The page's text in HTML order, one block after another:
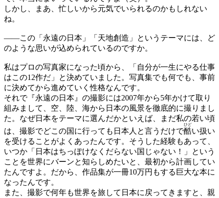
しかし、まあ、忙しいから元気でいられるのかもしれない
ね。
——この「永遠の日本」「天地創造」というテーマには、ど
のような思いが込められているのですか。
私はプロの写真家になった頃から、「自分が一生にやる仕事
はこの12作だ」と決めていました。写真集でも何でも、事前
に決めてから進めていく性格なんです。
それで『永遠の日本』の撮影には2007年から5年かけて取り
組みまして、空、陸、海から日本の風景を徹底的に撮りまし
た。なぜ日本をテーマに選んだかといえば、まだ私の若い頃
は、撮影でどこの国に行っても日本人と言うだけで酷
ひど
い扱い
を受けることがよくあったんです。そうした経験もあって、
いつか「日本はちっぽけなくだらない国じゃない！」という
ことを世界にバーンと知らしめたいと、最初から計画してい
たんですよ。だから、作品集が一冊10万円もする巨大な本に
なったんです。
また、撮影で何年も世界を旅して日本に戻ってきますと、親